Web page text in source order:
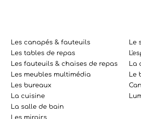
Les canapés & fauteuils
Les tables de repas
Les fauteuils & chaises de repas
Les meubles multimédia
Les bureaux
La cuisine
La salle de bain
Les miroirs
Le
La
Le